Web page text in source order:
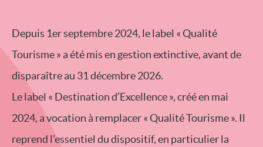
Depuis 1er septembre 2024, le label « Qualité
Tourisme » a été mis en gestion extinctive, avant de
disparaître au 31 décembre 2026.
Le label « Destination d’Excellence », créé en mai
2024, a vocation à remplacer « Qualité Tourisme ». Il
reprend l’essentiel du dispositif, en particulier la